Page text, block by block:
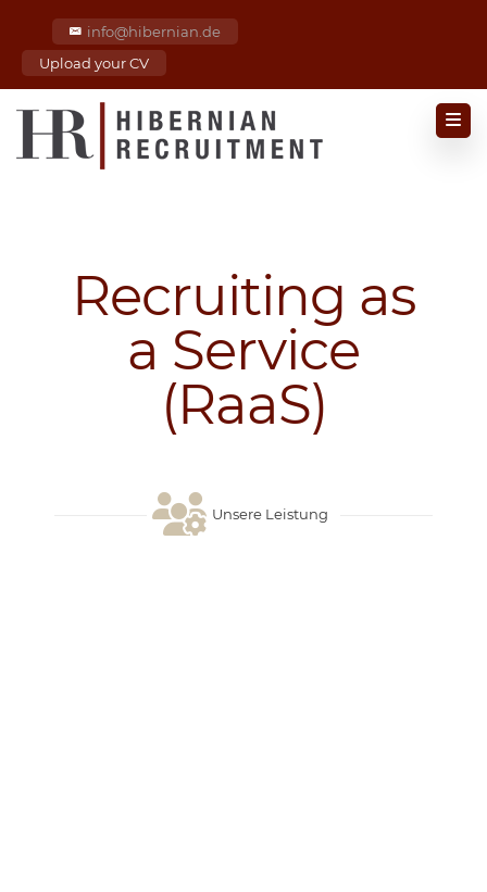
info@hibernian.de
Upload your CV
Recruiting as
a Service
(RaaS)
Unsere Leistung